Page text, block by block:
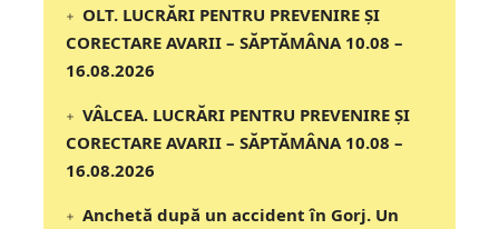
OLT. LUCRĂRI PENTRU PREVENIRE ȘI
CORECTARE AVARII – SĂPTĂMÂNA 10.08 –
16.08.2026
VÂLCEA. LUCRĂRI PENTRU PREVENIRE ȘI
CORECTARE AVARII – SĂPTĂMÂNA 10.08 –
16.08.2026
Anchetă după un accident în Gorj. Un